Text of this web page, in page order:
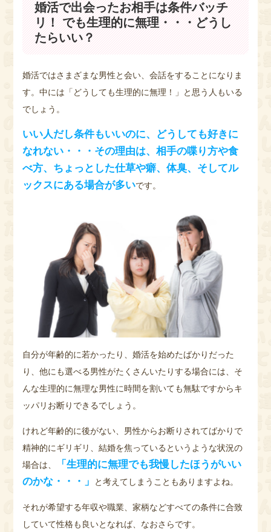
婚活で出会ったお相手は条件バッチ
リ！ でも生理的に無理・・・どうし
たらいい？
婚活ではさまざまな男性と会い、会話をすることになりま
す。中には「どうしても生理的に無理！」と思う人もいる
でしょう。
いい人だし条件もいいのに、どうしても好きに
なれない・・・その理由は、相手の喋り方や食
べ方、ちょっとした仕草や癖、体臭、そしてル
ックスにある場合が多いです。
自分が年齢的に若かったり、婚活を始めたばかりだった
り、他にも選べる男性がたくさんいたりする場合には、そ
んな生理的に無理な男性に時間を割いても無駄ですからキ
ッパリお断りできるでしょう。
けれど年齢的に後がない、男性からお断りされてばかりで
精神的にギリギリ、結婚を焦っているというような状況の
場合は、
「生理的に無理でも我慢したほうがいい
のかな・・・」
と考えてしまうこともありますよね。
それが希望する年収や職業、家柄などすべての条件に合致
していて性格も良いとなれば、なおさらです。